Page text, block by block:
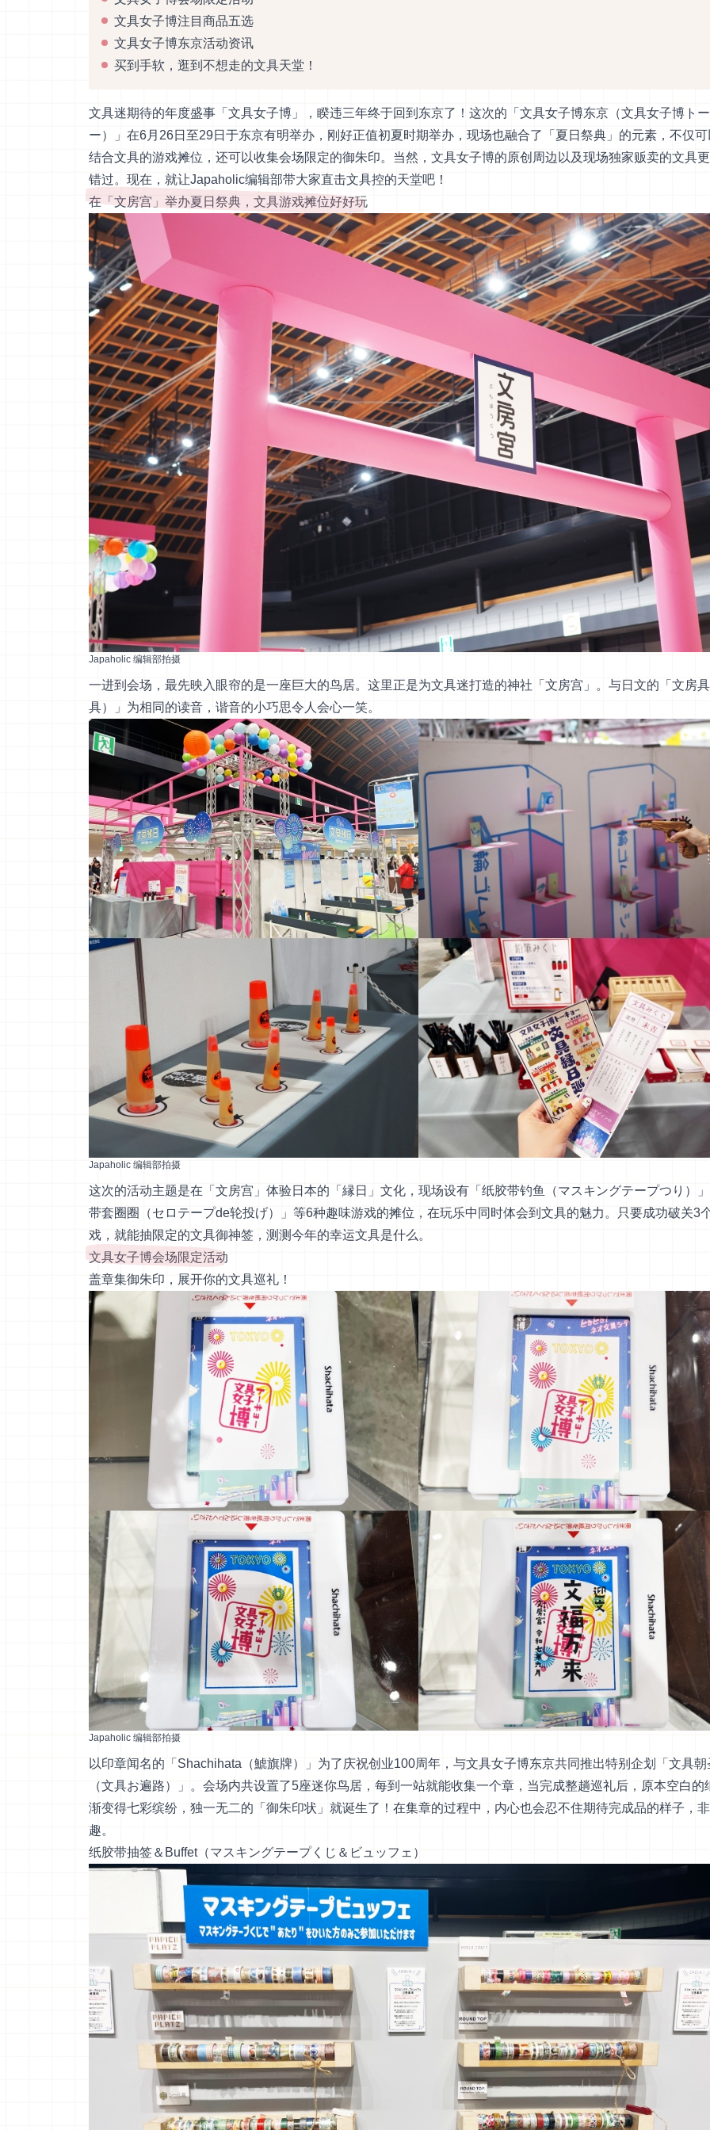
文具女子博注目商品五选
文具女子博东京活动资讯
买到手软，逛到不想走的文具天堂！
文具迷期待的年度盛事「文具女子博」，睽违三年终于回到东京了！这次的「文具女子博东京（文具女子博ト
ー）」在6月26日至29日于东京有明举办，刚好正值初夏时期举办，现场也融合了「夏日祭典」的元素，不仅
结合文具的游戏摊位，还可以收集会场限定的御朱印。当然，文具女子博的原创周边以及现场独家贩卖的文具
错过。现在，就让Japaholic编辑部带大家直击文具控的天堂吧！
在「文房宫」举办夏日祭典，文具游戏摊位好好玩
Japaholic 编辑部拍摄
一进到会场，最先映入眼帘的是一座巨大的鸟居。这里正是为文具迷打造的神社「文房宫」。与日文的「文房
具）」为相同的读音，谐音的小巧思令人会心一笑。
Japaholic 编辑部拍摄
这次的活动主题是在「文房宫」体验日本的「縁日」文化，现场设有「纸胶带钓鱼（マスキングテープつり）
带套圈圈（セロテープde轮投げ）」等6种趣味游戏的摊位，在玩乐中同时体会到文具的魅力。只要成功破关3
戏，就能抽限定的文具御神签，测测今年的幸运文具是什么。
文具女子博会场限定活动
盖章集御朱印，展开你的文具巡礼！
Japaholic 编辑部拍摄
以印章闻名的「Shachihata（鯱旗牌）」为了庆祝创业100周年，与文具女子博东京共同推出特别企划「文具朝
（文具お遍路）」。会场内共设置了5座迷你鸟居，每到一站就能收集一个章，当完成整趟巡礼后，原本空白的
渐变得七彩缤纷，独一无二的「御朱印状」就诞生了！在集章的过程中，内心也会忍不住期待完成品的样子，
趣。
纸胶带抽签＆Buffet（マスキングテープくじ＆ビュッフェ）